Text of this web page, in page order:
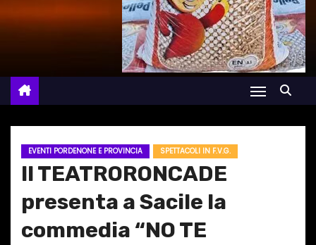
EVENTI PORDENONE E PROVINCIA SPETTACOLI IN F.V.G.
Il TEATRORONCADE
presenta a Sacile la
commedia “NO TE